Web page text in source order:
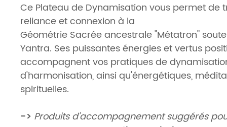
Ce Plateau de Dynamisation vous permet de
reliance et connexion à la
Géométrie Sacrée ancestrale "Métatron"
Yantra. Ses puissantes énergies et vertus
accompagnent vos pratiques de
d'harmonisation, ainsi qu'énergétiques,
spirituelles.
-> Produits d'accompagnement suggérés